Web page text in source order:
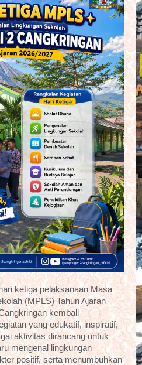
ketiga pelaksanaan Masa
(MPLS) Tahun Ajaran
kembali
yang edukatif, inspiratif,
aktivitas dirancang untuk
mengenal lingkungan
positif, serta menumbuhkan